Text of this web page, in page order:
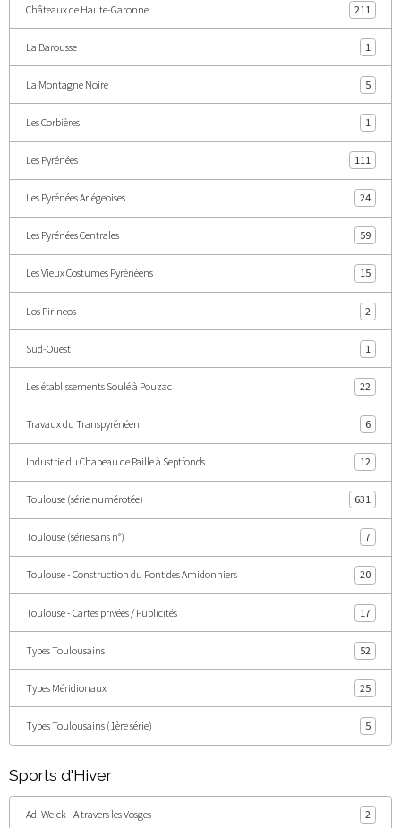
Châteaux de Haute-Garonne 211
La Barousse 1
La Montagne Noire 5
Les Corbières 1
Les Pyrénées 111
Les Pyrénées Ariégeoises 24
Les Pyrénées Centrales 59
Les Vieux Costumes Pyrénéens 15
Los Pirineos 2
Sud-Ouest 1
Les établissements Soulé à Pouzac 22
Travaux du Transpyrénéen 6
Industrie du Chapeau de Paille à Septfonds 12
Toulouse (série numérotée) 631
Toulouse (série sans n°) 7
Toulouse - Construction du Pont des Amidonniers 20
Toulouse - Cartes privées / Publicités 17
Types Toulousains 52
Types Méridionaux 25
Types Toulousains (1ère série) 5
Sports d'Hiver
Ad. Weick - A travers les Vosges 2